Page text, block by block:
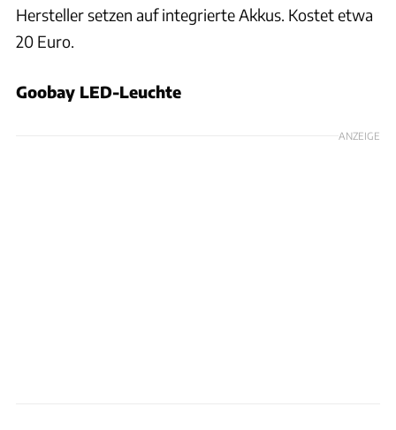
Hersteller setzen auf integrierte Akkus. Kostet etwa
20 Euro.
Goobay LED-Leuchte
ANZEIGE